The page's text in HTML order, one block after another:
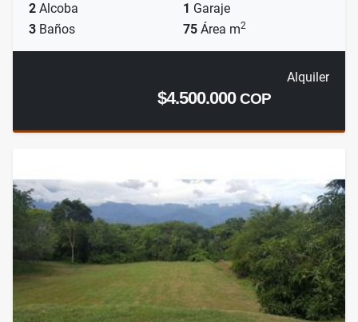
2 Alcoba 1 Garaje
3 Baños 75 Área m2
Alquiler
$4.500.000COP